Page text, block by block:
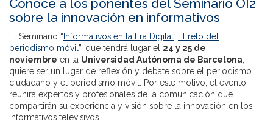
Conoce a los ponentes del Seminario OI2
sobre la innovación en informativos
El Seminario “ Informativos en la Era Digital. El reto del
periodismo móvil”, que tendrá lugar el 24 y 25 de
noviembre en la Universidad Autónoma de Barcelona,
quiere ser un lugar de reflexión y debate sobre el periodismo
ciudadano y el periodismo móvil. Por este motivo, el evento
reunirá expertos y profesionales de la comunicación que
compartirán su experiencia y visión sobre la innovación en los
informativos televisivos.